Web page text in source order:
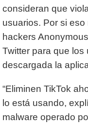
consideran que
usuarios. Por si
hackers
Twitter para que
descargada la
“Eliminen TikTok
lo está usando,
malware operado